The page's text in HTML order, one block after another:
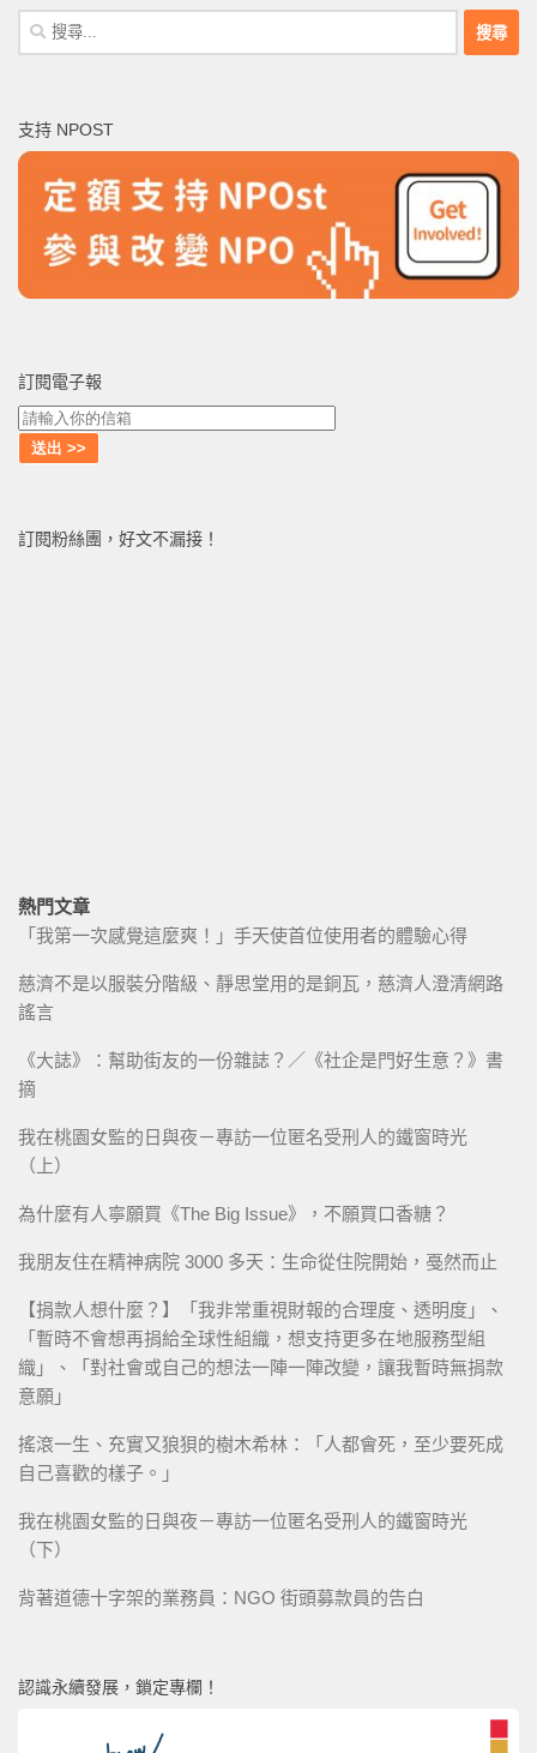
搜
尋
字:
支持 NPOST
訂閱電子報
訂閱粉絲團，好文不漏接！
熱門文章
「我第一次感覺這麼爽！」手天使首位使用者的體驗心得
慈濟不是以服裝分階級、靜思堂用的是銅瓦，慈濟人澄清網路
謠言
《大誌》：幫助街友的一份雜誌？／《社企是門好生意？》書
摘
我在桃園女監的日與夜－專訪一位匿名受刑人的鐵窗時光
（上）
為什麼有人寧願買《The Big Issue》，不願買口香糖？
我朋友住在精神病院 3000 多天：生命從住院開始，戞然而止
【捐款人想什麼？】「我非常重視財報的合理度、透明度」、
「暫時不會想再捐給全球性組織，想支持更多在地服務型組
織」、「對社會或自己的想法一陣一陣改變，讓我暫時無捐款
意願」
搖滾一生、充實又狼狽的樹木希林：「人都會死，至少要死成
自己喜歡的樣子。」
我在桃園女監的日與夜－專訪一位匿名受刑人的鐵窗時光
（下）
背著道德十字架的業務員：NGO 街頭募款員的告白
認識永續發展，鎖定專欄！